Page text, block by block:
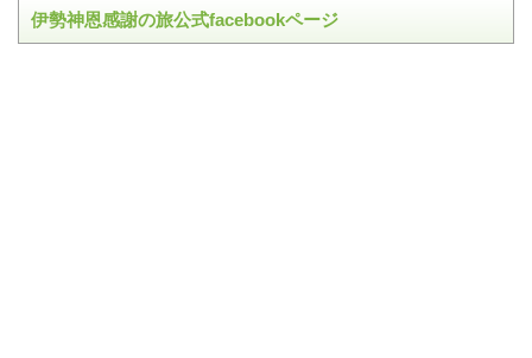
伊勢神恩感謝の旅公式facebookページ